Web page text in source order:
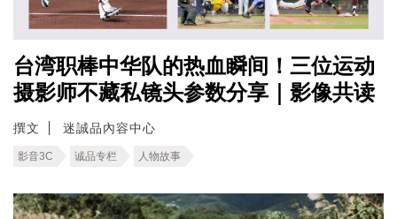
台湾职棒中华队的热血瞬间！三位运动
摄影师不藏私镜头参数分享｜影像共读
撰文 迷誠品內容中心
影音3C 诚品专栏 人物故事